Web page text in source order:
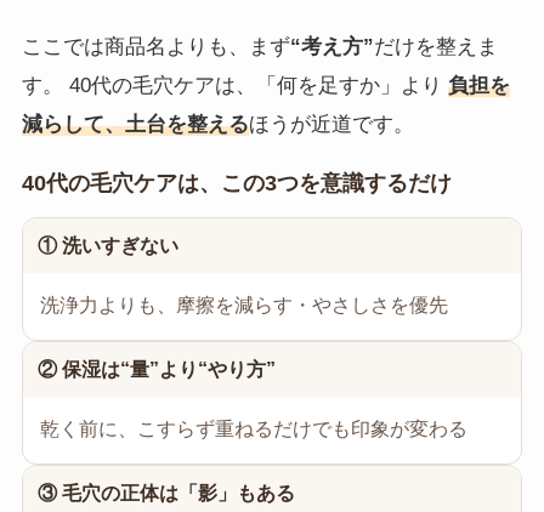
ここでは商品名よりも、まず“考え方”だけを整えま
す。 40代の毛穴ケアは、「何を足すか」より 負担を
減らして、土台を整えるほうが近道です。
40代の毛穴ケアは、この3つを意識するだけ
① 洗いすぎない
洗浄力よりも、摩擦を減らす・やさしさを優先
② 保湿は“量”より“やり方”
乾く前に、こすらず重ねるだけでも印象が変わる
③ 毛穴の正体は「影」もある